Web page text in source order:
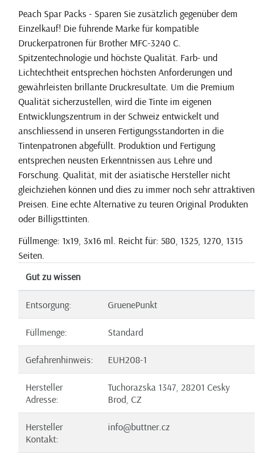
Peach Spar Packs - Sparen Sie zusätzlich gegenüber dem
Einzelkauf! Die führende Marke für kompatible
Druckerpatronen für Brother MFC-3240 C.
Spitzentechnologie und höchste Qualität. Farb- und
Lichtechtheit entsprechen höchsten Anforderungen und
gewährleisten brillante Druckresultate. Um die Premium
Qualität sicherzustellen, wird die Tinte im eigenen
Entwicklungszentrum in der Schweiz entwickelt und
anschliessend in unseren Fertigungsstandorten in die
Tintenpatronen abgefüllt. Produktion und Fertigung
entsprechen neusten Erkenntnissen aus Lehre und
Forschung. Qualität, mit der asiatische Hersteller nicht
gleichziehen können und dies zu immer noch sehr attraktiven
Preisen. Eine echte Alternative zu teuren Original Produkten
oder Billigsttinten.
Füllmenge: 1x19, 3x16 ml. Reicht für: 580, 1325, 1270, 1315
Seiten.
Gut zu wissen
Entsorgung: GruenePunkt
Füllmenge: Standard
Gefahrenhinweis: EUH208-1
Hersteller
Adresse:
Tuchorazska 1347, 28201 Cesky
Brod, CZ
Hersteller
Kontakt:
info@buttner.cz